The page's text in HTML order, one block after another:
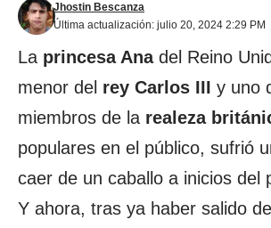
Última actualización: julio 20, 2024 2:29 PM
Jhostin Bescanza
La princesa Anadel Reino
menor del rey Carlos III y uno
miembros de la realeza
populares en el público, sufrió
caer de un caballo a inicios del
Y ahora, tras ya haber salido